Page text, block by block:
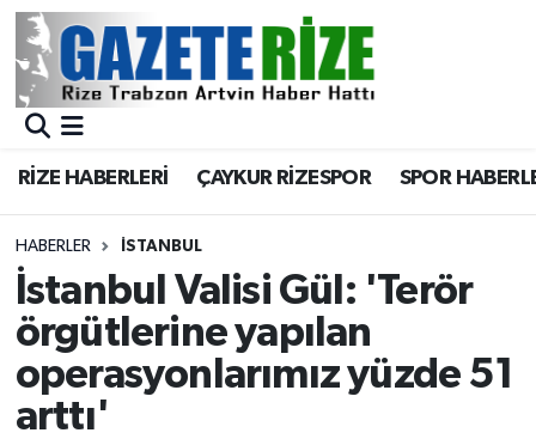
RİZE HABERLERİ ÇAYKUR RİZESPOR SPOR
HABERLER İSTANBUL
İstanbul Valisi Gül: 'Terör
örgütlerine yapılan
operasyonlarımız yüzde 51
arttı'
BÖLGEMİZ
Asayiş
Rize Jandarma Komutanlığı
Bilim Teknoloji
Bölge
Merkez Nöbetçi Eczaneler
Merkez Trafik Yoğunluk Haritası
Süper Lig Puan Durumu ve Fikstür
Tüm Manşetler
Son Dakika Haberleri